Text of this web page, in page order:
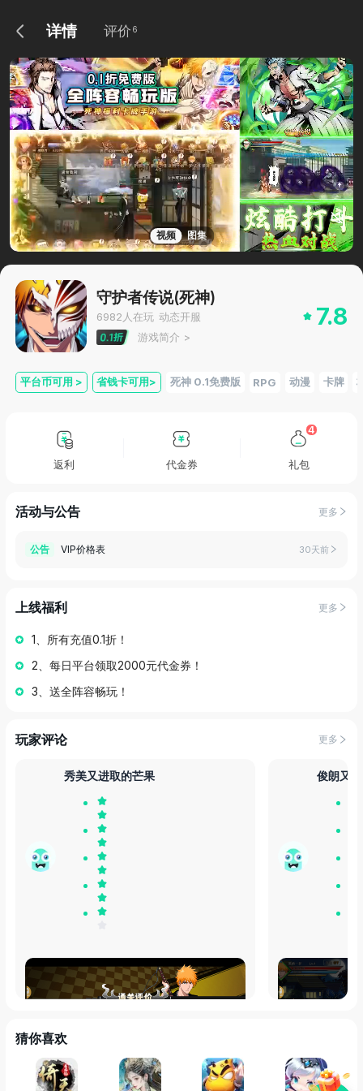
详情 评价 6
视频 图集
守护者传说(死神)
6982 人在玩 动态开服
游戏简介 >
7.8
平台币可用 > 省钱卡可用> 死神 0.1免费版 RPG 动漫 卡牌
返利 代金券 礼包
4
活动与公告 更多
公告 VIP价格表 30天前
上线福利 更多
1、所有充值0.1折！
2、每日平台领取2000元代金券！
3、送全阵容畅玩！
玩家评论 更多
秀美又进取的芒果
新人也很好上手哦，三星拿下，这种玩法还
是挺好玩的很有代入感
发布于30天前
俊朗又
剧情引导在配合
动漫IP手游，这
著粉们体验
发布于30天前
猜你喜欢